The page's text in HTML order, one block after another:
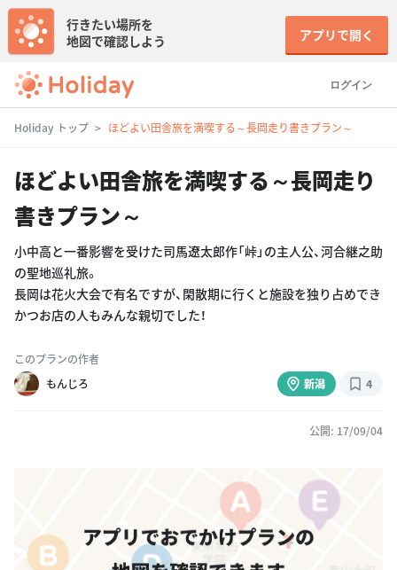
ログイン
行きたい場所を
地図で確認しよう
アプリで開く
Holiday トップ ほどよい田舎旅を満喫する～長岡走り書きプラン～
ほどよい田舎旅を満喫する～長岡走り
書きプラン～
小中高と一番影響を受けた司馬遼太郎作「峠」の主人公、河合継之助
の聖地巡礼旅。
長岡は花火大会で有名ですが、閑散期に行くと施設を独り占めでき
かつお店の人もみんな親切でした！
このプランの作者
もんじろ
新潟 4
公開: 17/09/04